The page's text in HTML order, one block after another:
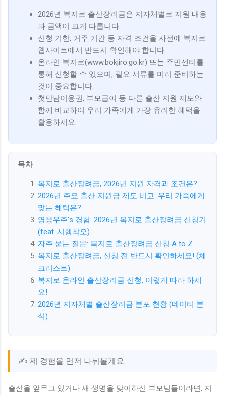
2026년 복지로 출산장려금은 지자체별로 지원 내용
과 금액이 크게 다릅니다.
신청 기한, 거주 기간 등 자격 조건을 사전에 복지로
웹사이트에서 반드시 확인해야 합니다.
온라인 복지로(www.bokjiro.go.kr) 또는 주민센터를
통해 신청할 수 있으며, 필요 서류를 미리 준비하는
것이 중요합니다.
첫만남이용권, 부모급여 등 다른 출산 지원 제도와
함께 비교하여 우리 가족에게 가장 유리한 혜택을
활용하세요.
목차
복지로 출산장려금, 2026년 지원 자격과 조건은?
2026년 주요 출산 지원금 제도 비교: 우리 가족에게
맞는 혜택은?
영웅우주's 경험: 2026년 복지로 출산장려금 신청기
(feat. 시행착오)
자주 묻는 질문: 복지로 출산장려금 신청 A to Z
복지로 출산장려금, 신청 전 반드시 확인하세요! (체
크리스트)
복지로 온라인 출산장려금 신청, 이렇게 따라 하세
요!
2026년 지자체별 출산장려금 분포 현황 (데이터 분
석)
✍️ 제 경험을 먼저 나눠볼게요.
출산을 앞두고 있거나 새 생명을 맞이하신 부모님들이라면, 지